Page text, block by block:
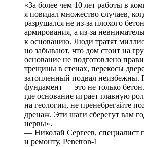
«За более чем 10 лет работы в
я повидал множество случаев,
разрушался не из-за плохого
армирования, а из-за
к основанию. Люди тратят
но забывают, что дом стоит на
основание не подготовлено
трещины в стенах, перекосы
затопленный подвал неизбежны.
фундамент — это не только
где основание играет главную
на геологии, не пренебрегайте
дренаж. Эти шаги сберегут вам
нервы».
— Николай Сергеев, специалист
и ремонту, Penetron-1